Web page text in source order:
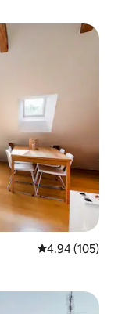
औसत रेटिंग 5 में से
4.94 (105)